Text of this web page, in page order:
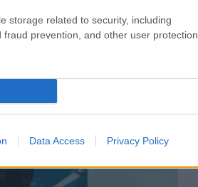
storage related to security, including
prevention, and other user protection.
Data Access Privacy Policy